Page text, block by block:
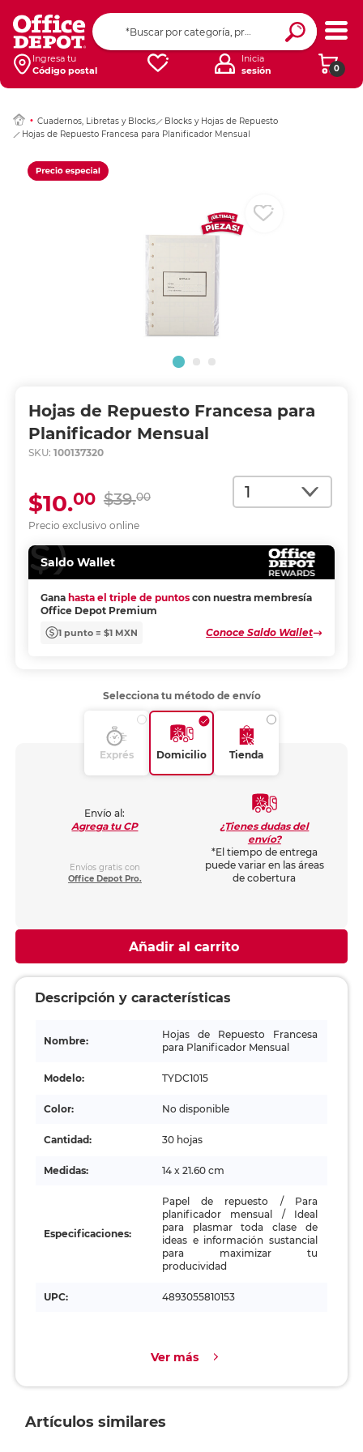
Ingresa tu
Código postal
0
Inicia
sesión
Cuadernos, Libretas y Blocks
Blocks y Hojas de Repuesto
Hojas de Repuesto Francesa para Planificador Mensual
Hojas de Repuesto Francesa para
Planificador Mensual
SKU: 100137320
Cantidad
Precio exclusivo online
$39.00
$10.00
Saldo Wallet
Gana hasta el triple de puntos con nuestra membresía
Office Depot Premium
1 punto = $1 MXN Conoce Saldo Wallet
Ingresar Codigo
Selecciona tu método de envío
Exprés Domicilio Tienda
Envío al:
Agrega tu CP
Envíos gratis con
Office Depot Pro.
¿Tienes dudas del
envío?
*El tiempo de entrega
puede variar en las áreas
de cobertura
Añadir al carrito
Descripción y características
Nombre:
Hojas de Repuesto Francesa
para Planificador Mensual
Modelo: TYDC1015
Color: No disponible
Cantidad: 30 hojas
Medidas: 14 x 21.60 cm
Especificaciones:
Papel de repuesto / Para
planificador mensual / Ideal
para plasmar toda clase de
ideas e información sustancial
para maximizar tu
producividad
UPC: 4893055810153
Ver más
Artículos similares